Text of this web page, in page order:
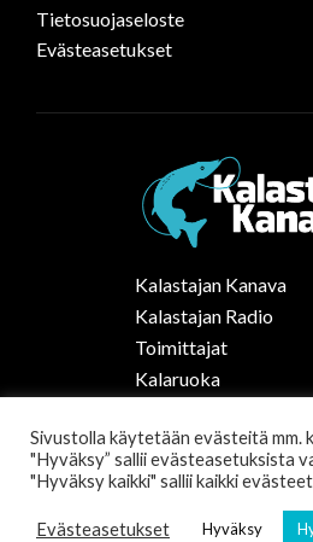
Tietosuojaseloste
Evästeasetukset
Kalastajan Kanava
Kalastajan Radio
Toimittajat
Kalaruoka
Tilaa uutiskirje
Sivustolla käytetään evästeitä mm.
"Hyväksy” sallii evästeasetuksista
"Hyväksy kaikki" sallii kaikki
Evästeasetukset Hyväksy